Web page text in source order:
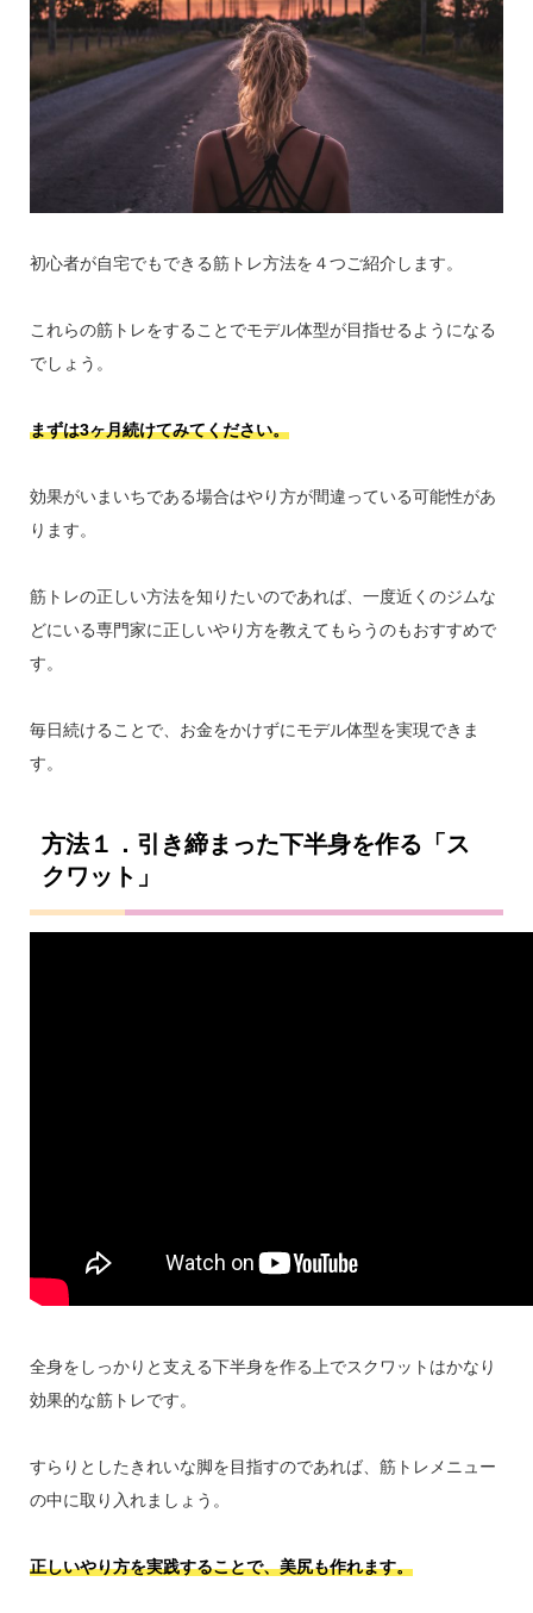
初心者が自宅でもできる筋トレ方法を４つご紹介します。
これらの筋トレをすることでモデル体型が目指せるようになる
でしょう。
まずは3ヶ月続けてみてください。
効果がいまいちである場合はやり方が間違っている可能性があ
ります。
筋トレの正しい方法を知りたいのであれば、一度近くのジムな
どにいる専門家に正しいやり方を教えてもらうのもおすすめで
す。
毎日続けることで、お金をかけずにモデル体型を実現できま
す。
方法１．引き締まった下半身を作る「ス
クワット」
全身をしっかりと支える下半身を作る上でスクワットはかなり
効果的な筋トレです。
すらりとしたきれいな脚を目指すのであれば、筋トレメニュー
の中に取り入れましょう。
正しいやり方を実践することで、美尻も作れます。